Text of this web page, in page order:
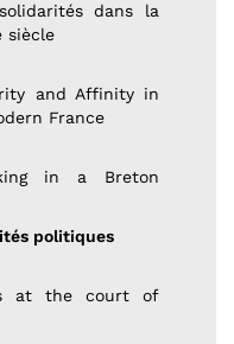
dans la
siècle
and Affinity in
France
in a Breton
politiques
at the court of